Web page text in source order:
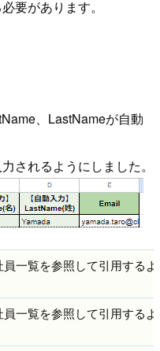
要があります。
、LastNameが自動
されるようにしました。
一覧を参照して引用する
一覧を参照して引用する